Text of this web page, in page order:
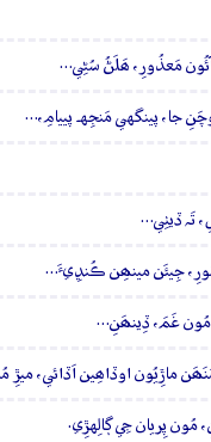
آئُون مَعذُورِ، ھَلَڻُ سُڻِي…
جا، پينگهي مَنجِهہ پييامِ،…
تَہ ڏيٺِي…
جِيئَن مينھِن ڪُنڍِيءَ…
مُون غَمَ، ڏِينھَنِ…
ماڙِيُون اوڏاھِين اَڏائي، ميڙِ
مُون پِريان جِي ڳالِهڙِي.